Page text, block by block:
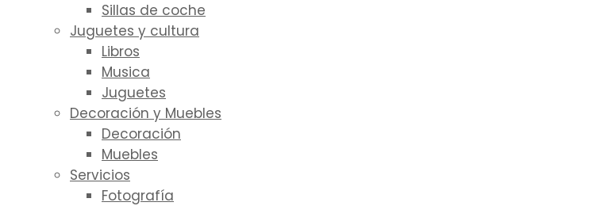
Sillas de coche
Juguetes y cultura
Libros
Musica
Juguetes
Decoración y Muebles
Decoración
Muebles
Servicios
Fotografía